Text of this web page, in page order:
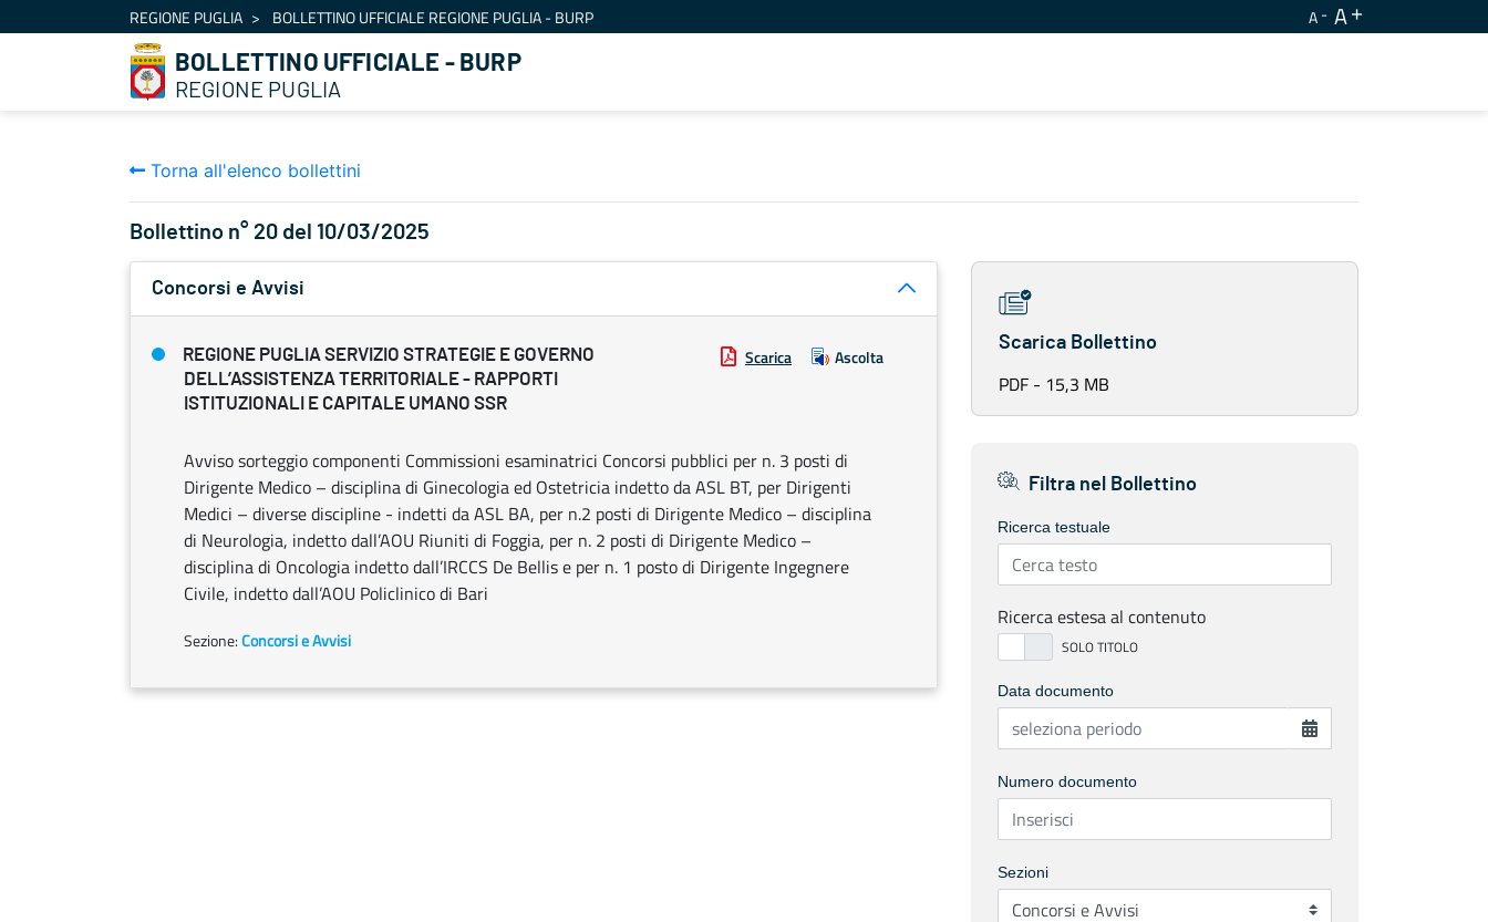
Salta al contenutoREGIONE PUGLIA BOLLETTINO UFFICIALE REGIONE PUGLIA - BURP A A
BOLLETTINO UFFICIALE - BURP
REGIONE PUGLIA
Torna all'elenco bollettini
Bollettino n° 20 del 10/03/2025
Concorsi e Avvisi
REGIONE PUGLIA SERVIZIO STRATEGIE E GOVERNO
DELL’ASSISTENZA TERRITORIALE - RAPPORTI
ISTITUZIONALI E CAPITALE UMANO SSR
Scarica Ascolta
Avviso sorteggio componenti Commissioni esaminatrici Concorsi pubblici per n. 3 posti di
Dirigente Medico – disciplina di Ginecologia ed Ostetricia indetto da ASL BT, per Dirigenti
Medici – diverse discipline - indetti da ASL BA, per n.2 posti di Dirigente Medico – disciplina
di Neurologia, indetto dall’AOU Riuniti di Foggia, per n. 2 posti di Dirigente Medico –
disciplina di Oncologia indetto dall’IRCCS De Bellis e per n. 1 posto di Dirigente Ingegnere
Civile, indetto dall’AOU Policlinico di Bari
Sezione:Concorsi e Avvisi
Scarica Bollettino
PDF - 15,3 MB
Filtra nel Bollettino
Ricerca testuale
Ricerca estesa al contenuto
Data documento
Numero documento
Sezioni